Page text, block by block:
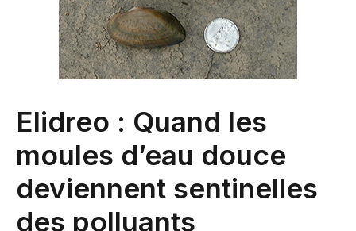
Elidreo : Quand les
moules d’eau douce
deviennent sentinelles
des polluants